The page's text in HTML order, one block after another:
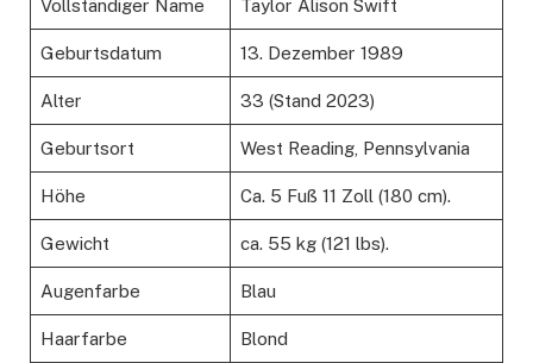
Vollständiger Name Taylor Alison Swift
Geburtsdatum 13. Dezember 1989
Alter 33 (Stand 2023)
Geburtsort West Reading, Pennsylvania
Höhe Ca. 5 Fuß 11 Zoll (180 cm).
Gewicht ca. 55 kg (121 lbs).
Augenfarbe Blau
Haarfarbe Blond